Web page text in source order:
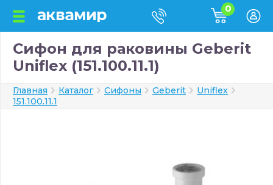
0
Сифон для раковины Geberit
Uniflex (151.100.11.1)
Главная Каталог Сифоны Geberit
Uniflex
151.100.11.1